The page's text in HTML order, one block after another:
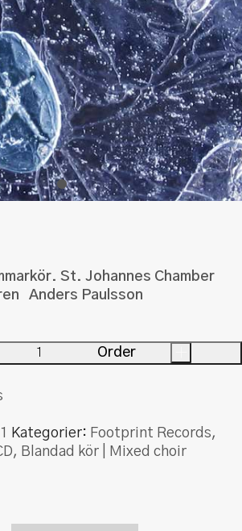
St. Johannes Chamber
Anders Paulsson
Order
Kategorier: Footprint Records,
, Blandad kör | Mixed choir